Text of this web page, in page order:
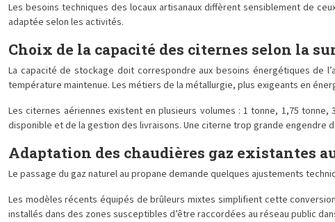
Les besoins techniques des locaux artisanaux diffèrent sensiblement de
adaptée selon les activités.
Choix de la capacité des citernes selon la
La capacité de stockage doit correspondre aux besoins énergétiques de
température maintenue. Les métiers de la métallurgie, plus exigeants en
Les citernes aériennes existent en plusieurs volumes : 1 tonne, 1,75
disponible et de la gestion des livraisons. Une citerne trop grande
Adaptation des chaudières gaz existantes
Le passage du gaz naturel au propane demande quelques ajustements
Les modèles récents équipés de brûleurs mixtes simplifient cette
installés dans des zones susceptibles d’être raccordées au réseau public